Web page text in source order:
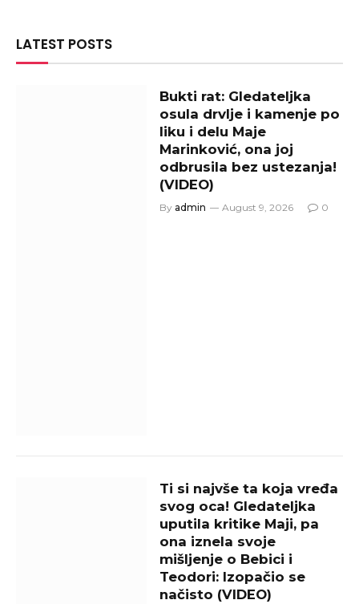
LATEST POSTS
Bukti rat: Gledateljka
osula drvlje i kamenje po
liku i delu Maje
Marinković, ona joj
odbrusila bez ustezanja!
(VIDEO)
By admin August 9, 2026 0
Ti si najvše ta koja vređa
svog oca! Gledateljka
uputila kritike Maji, pa
ona iznela svoje
mišljenje o Bebici i
Teodori: Izopačio se
načisto (VIDEO)